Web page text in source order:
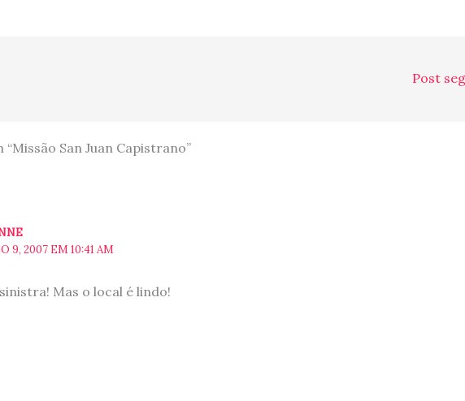
Post
San Juan Capistrano”
9, 2007 EM 10:41 AM
Mas o local é lindo!